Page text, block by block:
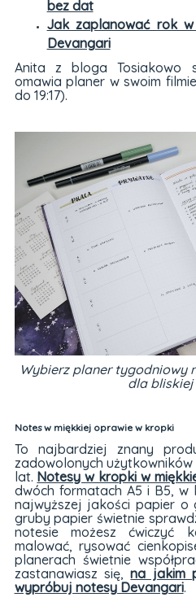
bez dat
Jak zaplanować rok
Devangari
Anita z bloga Tosiakowo
omawia planer w swoim
do 19:17).
Wybierz planer tygodniowy
dla bliskiej
Notes w miękkiej oprawie w kropki
To najbardziej znany
zadowolonych
lat. Notesy w kropki w
dwóch formatach A5 i B5, w
najwyższej jakości papier o
gruby papier świetnie
notesie możesz ćwiczyć
malować, rysować
planerach świetnie
zastanawiasz się,na jakim
wypróbuj notesy Devangari.